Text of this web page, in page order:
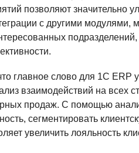
позволяют значительно
с другими модулями,
главное слово для 1С ERP
взаимодействий на всех
продаж. С помощью
сегментировать
увеличить лояльность